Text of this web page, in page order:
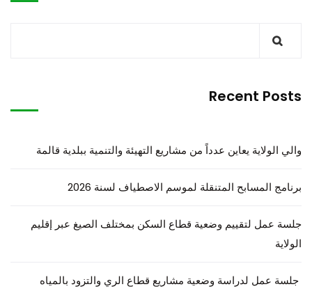
Recent Posts
والي الولاية يعاين عدداً من مشاريع التهيئة والتنمية ببلدية قالمة
برنامج المسابح المتنقلة لموسم الاصطياف لسنة 2026
جلسة عمل لتقييم وضعية قطاع السكن بمختلف الصيغ عبر إقليم
الولاية
جلسة عمل لدراسة وضعية مشاريع قطاع الري والتزود بالمياه